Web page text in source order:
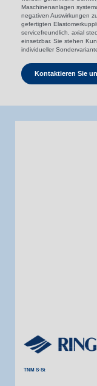
Maschinenanlagen
negativen Auswirkungen
gefertigten
service­freundlich, axial
einsetzbar. Sie stehen
individueller
Kontaktieren Sie
TNM S-St